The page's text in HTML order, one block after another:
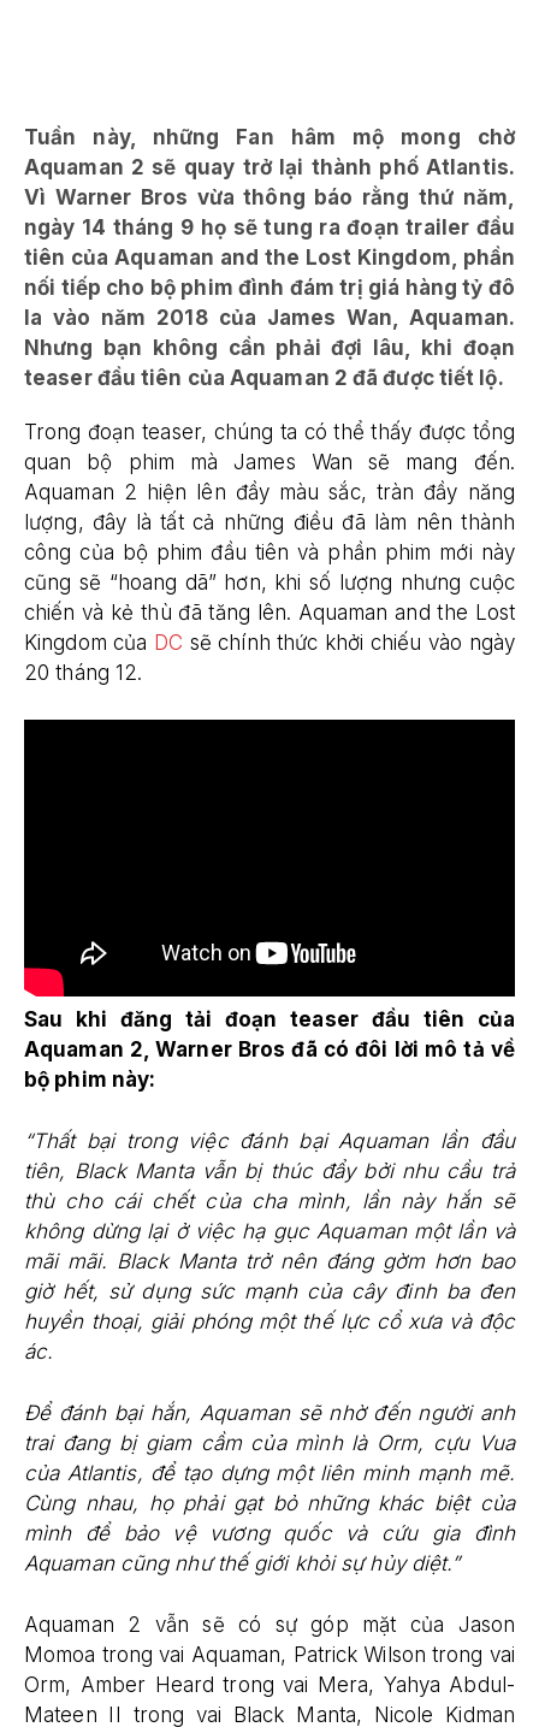
Tuần này, những Fan hâm mộ mong chờ
Aquaman 2 sẽ quay trở lại thành phố Atlantis.
Vì Warner Bros vừa thông báo rằng thứ năm,
ngày 14 tháng 9 họ sẽ tung ra đoạn trailer đầu
tiên của Aquaman and the Lost Kingdom, phần
nối tiếp cho bộ phim đình đám trị giá hàng tỷ đô
la vào năm 2018 của James Wan, Aquaman.
Nhưng bạn không cần phải đợi lâu, khi đoạn
teaser đầu tiên của Aquaman 2 đã được tiết lộ.
Trong đoạn teaser, chúng ta có thể thấy được tổng
quan bộ phim mà James Wan sẽ mang đến.
Aquaman 2 hiện lên đầy màu sắc, tràn đầy năng
lượng, đây là tất cả những điều đã làm nên thành
công của bộ phim đầu tiên và phần phim mới này
cũng sẽ “hoang dã” hơn, khi số lượng nhưng cuộc
chiến và kẻ thù đã tăng lên. Aquaman and the Lost
Kingdom của DC sẽ chính thức khởi chiếu vào ngày
20 tháng 12.
Sau khi đăng tải đoạn teaser đầu tiên của
Aquaman 2, Warner Bros đã có đôi lời mô tả về
bộ phim này:
“Thất bại trong việc đánh bại Aquaman lần đầu
tiên, Black Manta vẫn bị thúc đẩy bởi nhu cầu trả
thù cho cái chết của cha mình, lần này hắn sẽ
không dừng lại ở việc hạ gục Aquaman một lần và
mãi mãi. Black Manta trở nên đáng gờm hơn bao
giờ hết, sử dụng sức mạnh của cây đinh ba đen
huyền thoại, giải phóng một thế lực cổ xưa và độc
ác.
Để đánh bại hắn, Aquaman sẽ nhờ đến người anh
trai đang bị giam cầm của mình là Orm, cựu Vua
của Atlantis, để tạo dựng một liên minh mạnh mẽ.
Cùng nhau, họ phải gạt bỏ những khác biệt của
mình để bảo vệ vương quốc và cứu gia đình
Aquaman cũng như thế giới khỏi sự hủy diệt.”
Aquaman 2 vẫn sẽ có sự góp mặt của Jason
Momoa trong vai Aquaman, Patrick Wilson trong vai
Orm, Amber Heard trong vai Mera, Yahya Abdul-
Mateen II trong vai Black Manta, Nicole Kidman